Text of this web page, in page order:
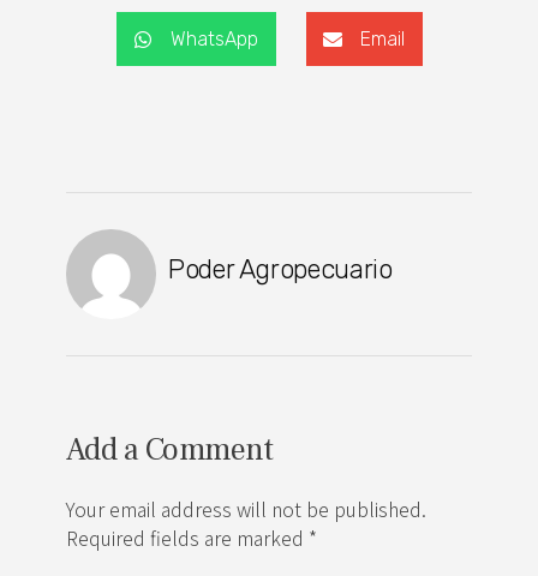
WhatsApp Email
Poder Agropecuario
Add a Comment
Your email address will not be published.
Required fields are marked *